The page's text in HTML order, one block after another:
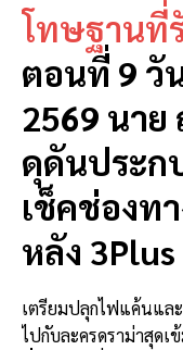
โทษฐานที่
ตอนที่ 9 วั
2569 นา
ดุดันประก
เช็คช่องท
หลัง
เตรียมปลุกไฟแค้นแล
ไปกับละครดราม่าสุด